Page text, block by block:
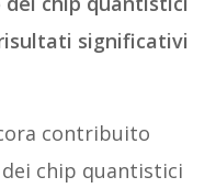
significativi
contribuito
chip quantistici